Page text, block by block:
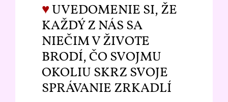
♥UVEDOMENIE SI, ŽE
KAŽDÝ Z NÁS SA
NIEČIM V ŽIVOTE
BRODÍ, ČO SVOJMU
OKOLIU SKRZ SVOJE
SPRÁVANIE ZRKADLÍ